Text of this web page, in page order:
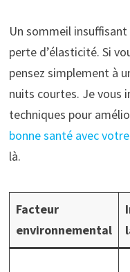
Un sommeil
perte d’élasticité. Si
pensez simplement à
nuits courtes. Je vous
techniques pour
bonne santé avec
là.
Facteur
environnemental